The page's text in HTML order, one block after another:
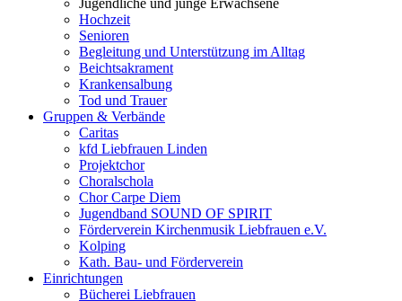
Hochzeit
Senioren
Begleitung und Unterstützung im Alltag
Beichtsakrament
Krankensalbung
Tod und Trauer
Gruppen & Verbände
Caritas
kfd Liebfrauen Linden
Projektchor
Choralschola
Chor Carpe Diem
Jugendband SOUND OF SPIRIT
Förderverein Kirchenmusik Liebfrauen e.V.
Kolping
Kath. Bau- und Förderverein
Einrichtungen
Bücherei Liebfrauen